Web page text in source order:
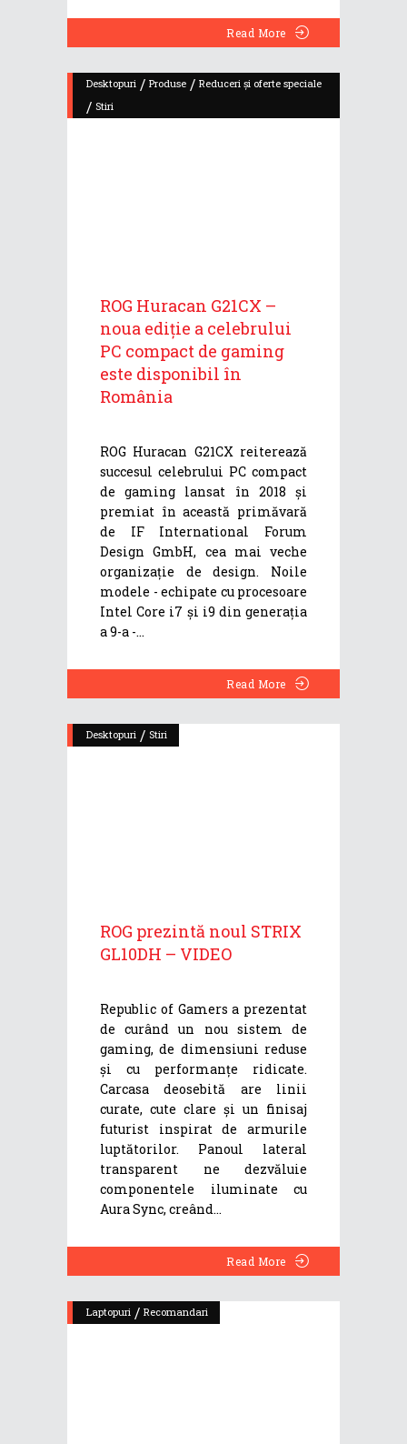
Read More
Desktopuri / Produse / Reduceri și oferte speciale
/ Stiri
ROG Huracan G21CX –
noua ediție a celebrului
PC compact de gaming
este disponibil în
România
ROG Huracan G21CX reiterează
succesul celebrului PC compact
de gaming lansat în 2018 și
premiat în această primăvară
de IF International Forum
Design GmbH, cea mai veche
organizație de design. Noile
modele - echipate cu procesoare
Intel Core i7 și i9 din generația
a 9-a -
Read More
Desktopuri / Stiri
ROG prezintă noul STRIX
GL10DH – VIDEO
Republic of Gamers a prezentat
de curând un nou sistem de
gaming, de dimensiuni reduse
și cu performanțe ridicate.
Carcasa deosebită are linii
curate, cute clare și un finisaj
futurist inspirat de armurile
luptătorilor. Panoul lateral
transparent ne dezvăluie
componentele iluminate cu
Aura Sync, creând
Read More
Laptopuri / Recomandari